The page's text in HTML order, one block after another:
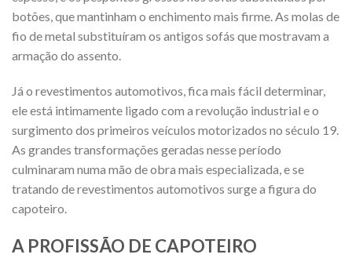
botões, que mantinham o enchimento mais firme. As molas de
fio de metal substituíram os antigos sofás que mostravam a
armação do assento.
Já o revestimentos automotivos, fica mais fácil determinar,
ele está intimamente ligado com a revolução industrial e o
surgimento dos primeiros veículos motorizados no século 19.
As grandes transformações geradas nesse período
culminaram numa mão de obra mais especializada, e se
tratando de revestimentos automotivos surge a figura do
capoteiro.
A PROFISSÃO DE CAPOTEIRO